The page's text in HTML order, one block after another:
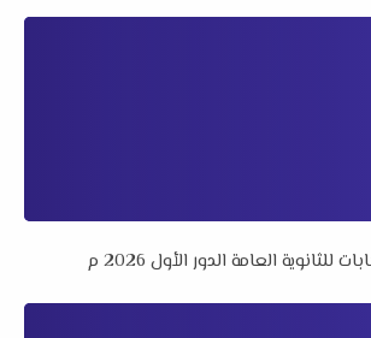
للثانوية العامة الدور الأول 2026 م